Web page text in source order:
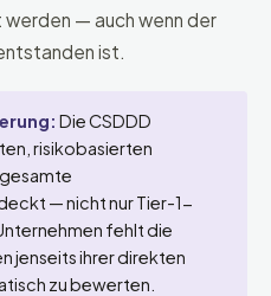
— auch wenn der
ist.
Die CSDDD
risikobasierten
— nicht nur Tier-1-
fehlt die
jenseits ihrer direkten
zu bewerten.